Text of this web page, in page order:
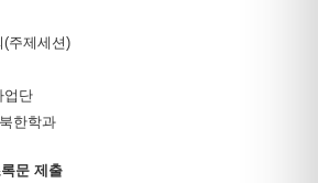
(주제세션)
업단
한학과
문 제출